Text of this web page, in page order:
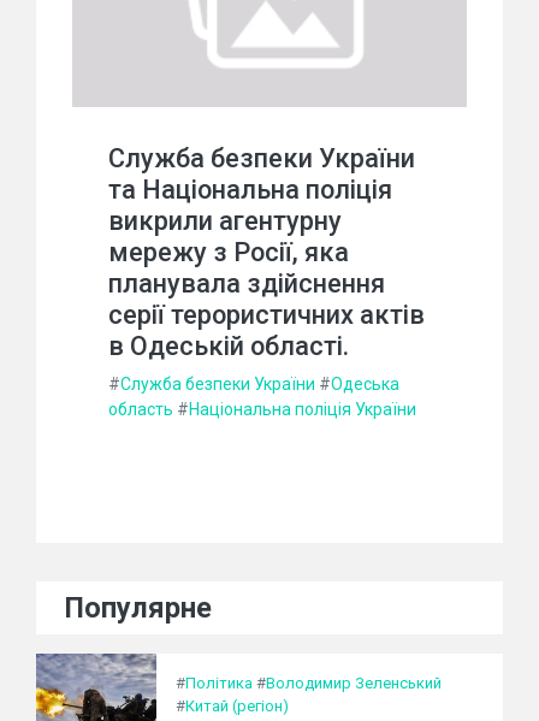
Служба безпеки України
та Національна поліція
викрили агентурну
мережу з Росії, яка
планувала здійснення
серії терористичних актів
в Одеській області.
#Служба безпеки України #Одеська
область #Національна поліція України
Популярне
#Політика #Володимир Зеленський
#Китай (регіон)